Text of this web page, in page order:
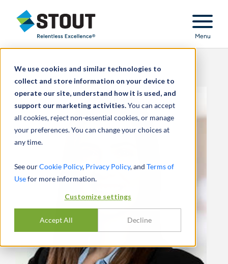
We use cookies and similar technologies to
collect and store information on your device to
operate our site, understand how it is used, and
support our marketing activities.You can accept
all cookies, reject non-essential cookies, or manage
your preferences. You can change your choices at
any time.
See ourCookie Policy, Privacy Policy, and Terms of
Usefor more information.
Customize settings
Accept All Decline
Stout Relentless Excellence
Menu